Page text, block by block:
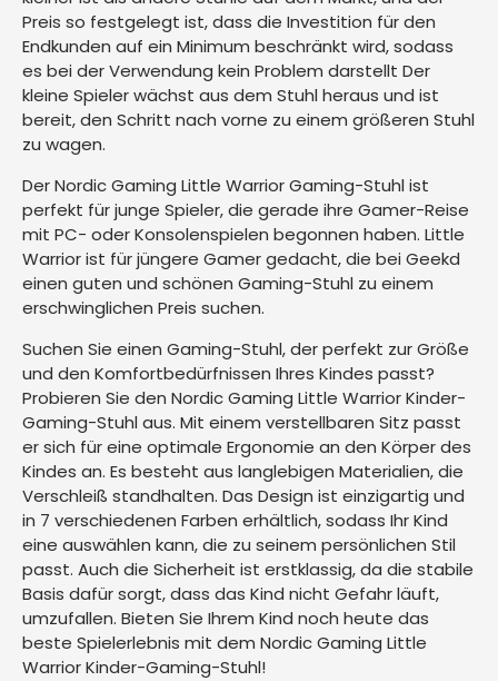
Preis so festgelegt ist, dass die Investition für den
Endkunden auf ein Minimum beschränkt wird, sodass
es bei der Verwendung kein Problem darstellt Der
kleine Spieler wächst aus dem Stuhl heraus und ist
bereit, den Schritt nach vorne zu einem größeren Stuhl
zu wagen.
Der Nordic Gaming Little Warrior Gaming-Stuhl ist
perfekt für junge Spieler, die gerade ihre Gamer-Reise
mit PC- oder Konsolenspielen begonnen haben. Little
Warrior ist für jüngere Gamer gedacht, die bei Geekd
einen guten und schönen Gaming-Stuhl zu einem
erschwinglichen Preis suchen.
Suchen Sie einen Gaming-Stuhl, der perfekt zur Größe
und den Komfortbedürfnissen Ihres Kindes passt?
Probieren Sie den Nordic Gaming Little Warrior Kinder-
Gaming-Stuhl aus. Mit einem verstellbaren Sitz passt
er sich für eine optimale Ergonomie an den Körper des
Kindes an. Es besteht aus langlebigen Materialien, die
Verschleiß standhalten. Das Design ist einzigartig und
in 7 verschiedenen Farben erhältlich, sodass Ihr Kind
eine auswählen kann, die zu seinem persönlichen Stil
passt. Auch die Sicherheit ist erstklassig, da die stabile
Basis dafür sorgt, dass das Kind nicht Gefahr läuft,
umzufallen. Bieten Sie Ihrem Kind noch heute das
beste Spielerlebnis mit dem Nordic Gaming Little
Warrior Kinder-Gaming-Stuhl!